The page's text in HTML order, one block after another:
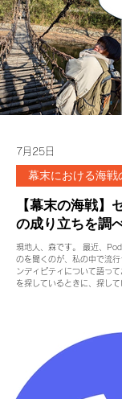
が、七松Ⅱは1942年の航空
空作戦』中部高射砲集団阪
月～1945年1月の期間には
現存する高射砲台との比較
推測できる。 ©2026 All
【幕末の海戦】
の成り立ちを調
～
現地人、森です。 最近、
のを聞くのが、私の中で流
ンディピティについて語っ
を探しているときに、探し
ンディピティだ。と。 サイ
ンの発見じゃないでしょう
生のプラスチックとかもそ
も、 深い洞察眼をもって過
もある。 このセレンディピ
しても「堤防の成り立ちが
幕末における海戦
7月25日